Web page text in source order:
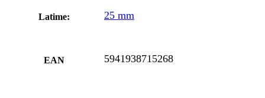
Latime: 25 mm
EAN 5941938715268